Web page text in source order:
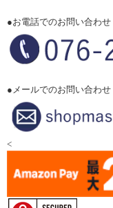
●お電話でのお問い合わせ
●メールでのお問い合わせ
<